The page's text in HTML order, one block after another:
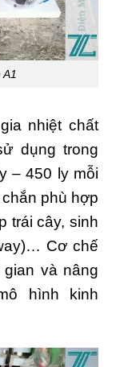
nhiệt chất
dụng trong
– 450 ly mỗi
phù hợp
trái cây, sinh
Cơ chế
và nâng
hình kinh